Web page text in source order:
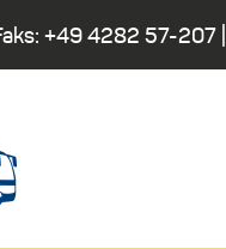
+49 4282 57-207